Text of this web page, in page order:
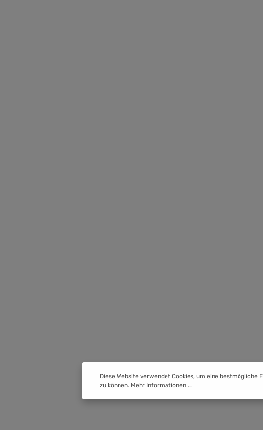
Diese Website verwendet Cookies, um eine bestmögliche
zu können. Mehr Informationen ...